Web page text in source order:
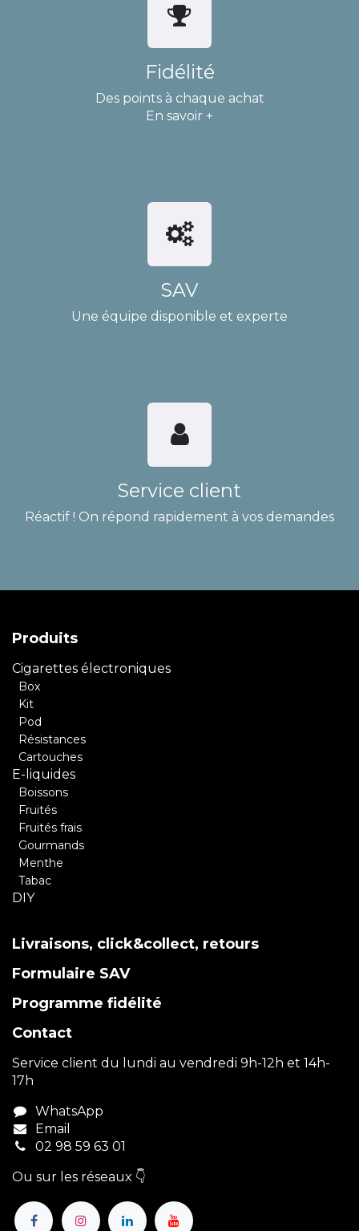
Fidélité
Des points à chaque achat
En savoir +
SAV
Une équipe disponible et experte
Service client
Réactif ! On répond rapidement à vos demandes
Produits
Cigarettes électroniques
Box
Kit
Pod
Résistances
Cartouches
E-liquides
Boissons
Fruités
Fruités frais
Gourmands
Menthe
Tabac
DIY
Livraisons, click&collect, retours
Formulaire SAV
Programme fidélité
Contact
Service client du lundi au vendredi 9h-12h et 14h-
17h
WhatsApp
Email
02 98 59 63 01
Ou sur les réseaux 👇